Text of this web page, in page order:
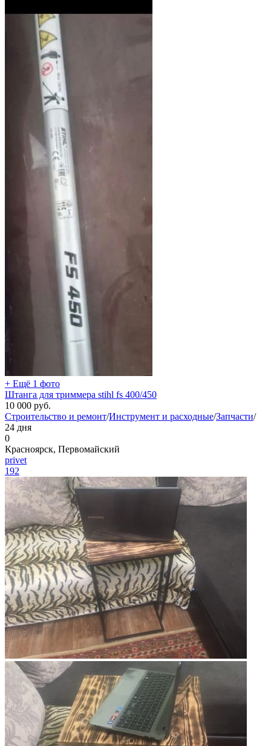
+ Ещё 1 фото
Штанга для триммера stihl fs 400/450
10 000 руб.
Строительство и ремонт/Инструмент и расходные/Запчасти/
24 дня
0
Красноярск, Первомайский
privet
192